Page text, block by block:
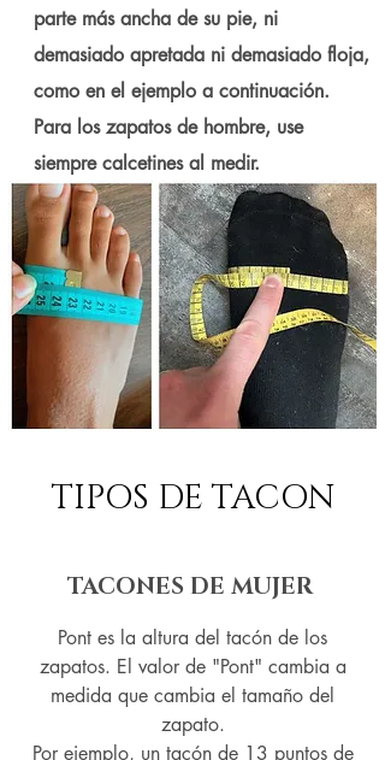
parte más ancha de su pie, ni
demasiado apretada ni demasiado floja,
como en el ejemplo a continuación.
Para los zapatos de hombre, use
siempre calcetines al medir.
TIPOS DE TACON
TACONES DE MUJER
Pont es la altura del tacón de los
zapatos. El valor de "Pont" cambia a
medida que cambia el tamaño del
zapato.
Por ejemplo, un tacón de 13 puntos de